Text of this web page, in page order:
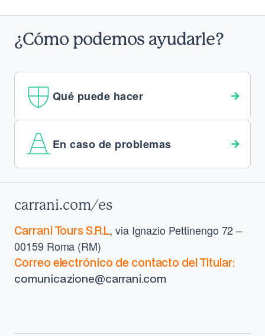
¿Cómo podemos ayudarle?
Qué puede hacer
En caso de problemas
carrani.com/es
Carrani Tours S.R.L, via Ignazio Pettinengo 72 –
00159 Roma (RM)
Correo electrónico de contacto del Titular:
comunicazione@carrani.com